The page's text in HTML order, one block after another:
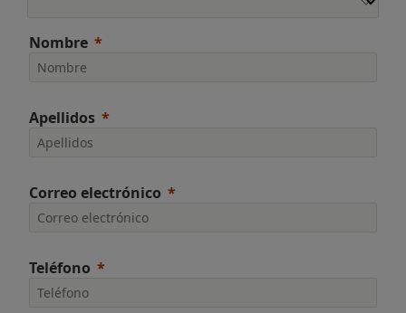
Nombre
Apellidos
Correo electrónico
Teléfono